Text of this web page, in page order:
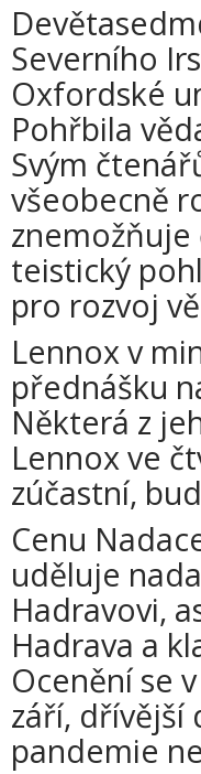
Severního
Oxfordské
Pohřbila
Svým
všeobecně
teistický
pro rozvoj
Lennox v
přednášku
Některá z
Lennox ve
zúčastní,
Cenu
uděluje
Hadravovi,
Hadrava a
Ocenění se
září, dřívější
pandemie